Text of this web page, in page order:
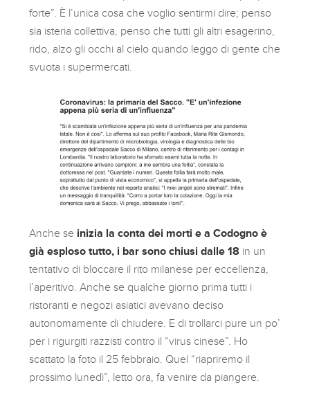
forte”. È l’unica cosa che voglio sentirmi dire; penso
sia isteria collettiva, penso che tutti gli altri esagerino,
rido, alzo gli occhi al cielo quando leggo di gente che
svuota i supermercati.
Anche se inizia la conta dei morti e a Codogno è
già esploso tutto, i bar sono chiusi dalle 18 in un
tentativo di bloccare il rito milanese per eccellenza,
l’aperitivo. Anche se qualche giorno prima tutti i
ristoranti e negozi asiatici avevano deciso
autonomamente di chiudere. E di trollarci pure un po’
per i rigurgiti razzisti contro il “virus cinese”. Ho
scattato la foto il 25 febbraio. Quel “riapriremo il
prossimo lunedì”, letto ora, fa venire da piangere.